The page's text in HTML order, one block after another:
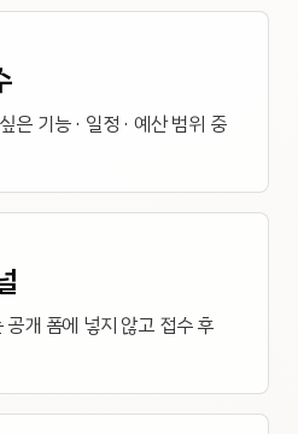
은 기능 · 일정 · 예산 범위 중
공개 폼에 넣지 않고 접수 후